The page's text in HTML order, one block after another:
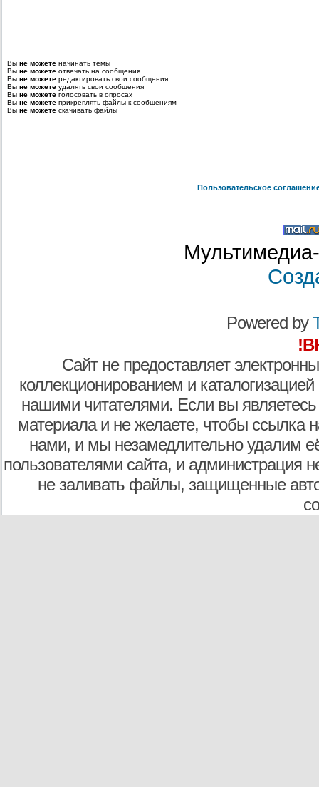
Вы не можете начинать темы
Вы не можете отвечать на сообщения
Вы не можете редактировать свои сообщения
Вы не можете удалять свои сообщения
Вы не можете голосовать в опросах
Вы не можете прикреплять файлы к сообщениям
Вы не можете скачивать файлы
Пользовательское
Powered by
Сайт не предоставляет
коллекционированием и
нашими читателями. Если вы являетесь
материала и не желаете, чтобы ссылка
нами, и мы незамедлительно удалим
пользователями сайта, и администрация
не заливать файлы, защищенные